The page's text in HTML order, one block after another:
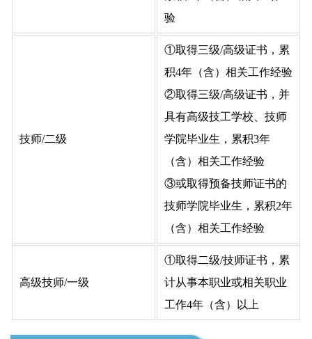
验
技师/二级
①取得三级/高级证书，累
积4年（含）相关工作经验
②取得三级/高级证书，并
具有高级技工学校、技师
学院毕业生，累积3年
（含）相关工作经验
③或取得预备技师证书的
技师学院毕业生，累积2年
（含）相关工作经验
高级技师/一级
①取得二级/技师证书，累
计从事本职业或相关职业
工作4年（含）以上